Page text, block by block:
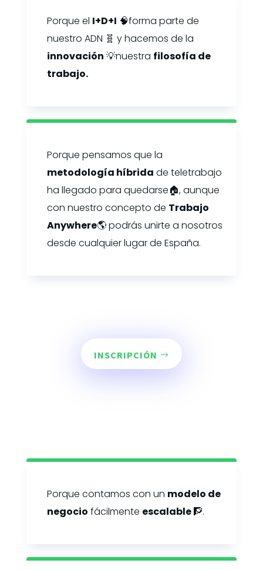
Porque el I+D+I 🧠forma parte de
nuestro ADN 🧬 y hacemos de la
innovación 💡nuestra filosofía de
trabajo.
Porque pensamos que la
metodología híbrida de teletrabajo
ha llegado para quedarse🏠, aunque
con nuestro concepto de Trabajo
Anywhere🌎 podrás unirte a nosotros
desde cualquier lugar de España.
INSCRIPCIÓN
Porque contamos con un modelo de
negocio fácilmente escalable🧗.